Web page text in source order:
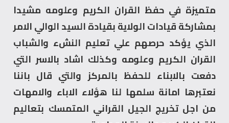
متميزة في حفظ القران الكريم وعلومه مشيدا
بمشاركة قيادات الولاية بقيادة السيد الوالي الامر
الذي يؤكد حرصهم علي تعليم النشء والشباب
القران الكريم وعلومه وكذلك اشاد بالاسر التي
دفعت بالابناء للحفظ بالمركز والتي قال باننا
نعتبرها امانة سلمها لنا هؤلاء الاباء والامهات
من اجل تخريج الجيل القراني المتمسك بتعاليم